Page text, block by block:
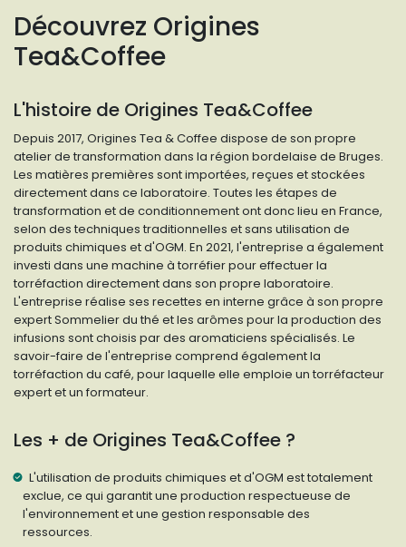
Découvrez Origines
Tea&Coffee
L'histoire de Origines Tea&Coffee
Depuis 2017, Origines Tea & Coffee dispose de son propre
atelier de transformation dans la région bordelaise de Bruges.
Les matières premières sont importées, reçues et stockées
directement dans ce laboratoire. Toutes les étapes de
transformation et de conditionnement ont donc lieu en France,
selon des techniques traditionnelles et sans utilisation de
produits chimiques et d'OGM. En 2021, l'entreprise a également
investi dans une machine à torréfier pour effectuer la
torréfaction directement dans son propre laboratoire.
L'entreprise réalise ses recettes en interne grâce à son propre
expert Sommelier du thé et les arômes pour la production des
infusions sont choisis par des aromaticiens spécialisés. Le
savoir-faire de l'entreprise comprend également la
torréfaction du café, pour laquelle elle emploie un torréfacteur
expert et un formateur.
Les + de Origines Tea&Coffee ?
L'utilisation de produits chimiques et d'OGM est totalement
exclue, ce qui garantit une production respectueuse de
l'environnement et une gestion responsable des
ressources.